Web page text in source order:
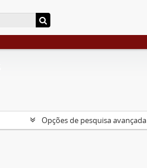
Opções de pesquisa avançada